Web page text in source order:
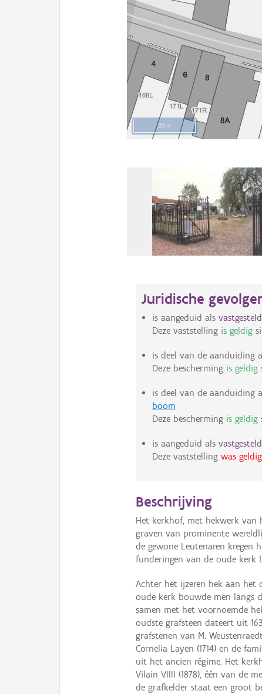
20 m
Juridische
is aangeduid als
Deze vaststelling is geldig
is deel van de aanduiding
Deze bescherming is geldig
is deel van de aanduiding
boom
Deze bescherming is geldig
is aangeduid als
Deze vaststelling was geldig
Beschrijving
Het kerkhof, met hekwerk van
graven van prominente
de gewone Leutenaren kregen
funderingen van de oude kerk
Achter het ijzeren hek aan
oude kerk bouwde men langs
samen met het voornoemde
oudste grafsteen dateert uit
grafstenen van M.
Cornelia Layen (1714) en de
uit het ancien régime. Het
Vilain VIIII (1878), één van de
de grafkelder staat een groot